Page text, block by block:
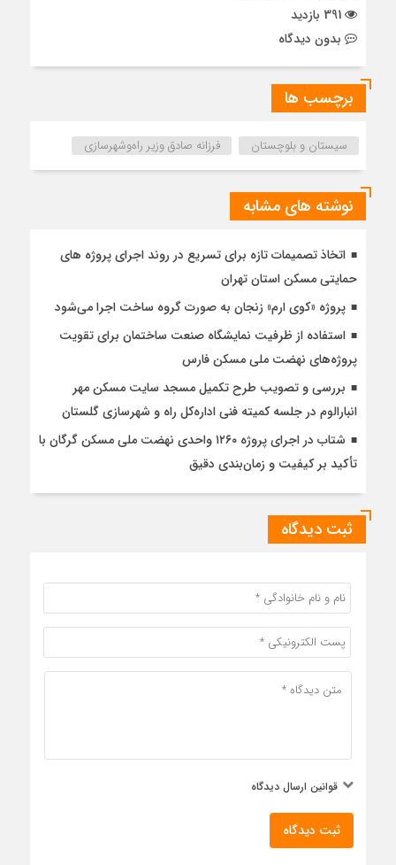
بدون دیدگاه
برچسب ها
سیستان و بلوچستان فرزانه صادق وزیر راه‌وشهرسازی
نوشته های مشابه
اتخاذ تصمیمات تازه برای تسریع در روند اجرای پروژه های
حمایتی مسکن استان تهران
پروژه «کوی ارم» زنجان به صورت گروه ساخت اجرا می‌شود
استفاده از ظرفیت نمایشگاه صنعت ساختمان برای تقویت
پروژه‌های نهضت ملی مسکن فارس
بررسی و تصویب طرح تکمیل مسجد سایت مسکن مهر
انبارالوم در جلسه کمیته فنی اداره‌کل راه و شهرسازی گلستان
شتاب در اجرای پروژه ۱۲۶۰ واحدی نهضت ملی مسکن گرگان با
تأکید بر کیفیت و زمان‌بندی دقیق
ثبت دیدگاه
قوانین ارسال دیدگاه
ثبت دیدگاه